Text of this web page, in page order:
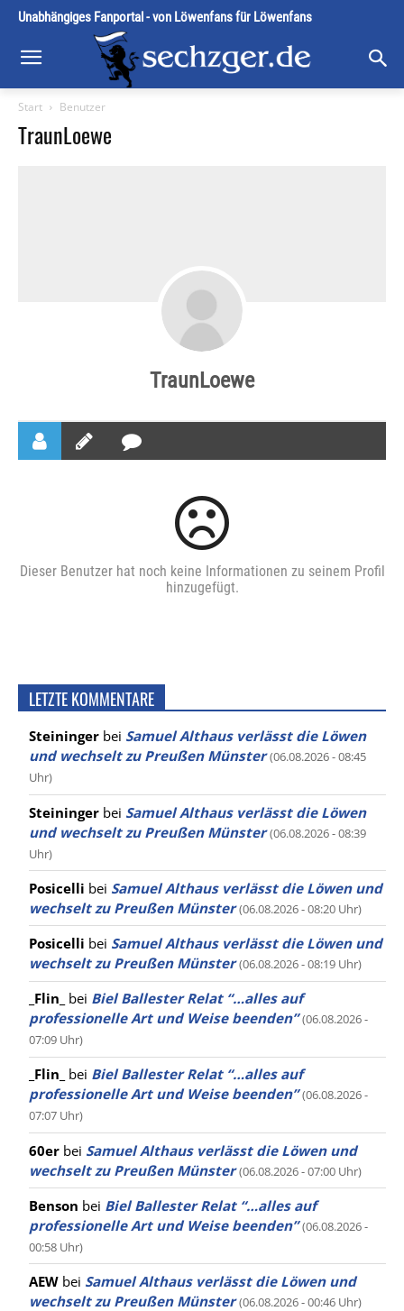
Unabhängiges Fanportal - von Löwenfans für Löwenfans
Start Benutzer
TraunLoewe
TraunLoewe
Dieser Benutzer hat noch keine Informationen zu seinem Profil
hinzugefügt.
LETZTE KOMMENTARE
Steininger bei Samuel Althaus verlässt die Löwen
und wechselt zu Preußen Münster (06.08.2026 - 08:45
Uhr)
Steininger bei Samuel Althaus verlässt die Löwen
und wechselt zu Preußen Münster (06.08.2026 - 08:39
Uhr)
Posicelli bei Samuel Althaus verlässt die Löwen und
wechselt zu Preußen Münster (06.08.2026 - 08:20 Uhr)
Posicelli bei Samuel Althaus verlässt die Löwen und
wechselt zu Preußen Münster (06.08.2026 - 08:19 Uhr)
_Flin_ bei Biel Ballester Relat “…alles auf
professionelle Art und Weise beenden” (06.08.2026 -
07:09 Uhr)
_Flin_ bei Biel Ballester Relat “…alles auf
professionelle Art und Weise beenden” (06.08.2026 -
07:07 Uhr)
60er bei Samuel Althaus verlässt die Löwen und
wechselt zu Preußen Münster (06.08.2026 - 07:00 Uhr)
Benson bei Biel Ballester Relat “…alles auf
professionelle Art und Weise beenden” (06.08.2026 -
00:58 Uhr)
AEW bei Samuel Althaus verlässt die Löwen und
wechselt zu Preußen Münster (06.08.2026 - 00:46 Uhr)